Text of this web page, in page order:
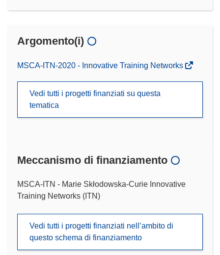
Argomento(i)
MSCA-ITN-2020 - Innovative Training Networks
Vedi tutti i progetti finanziati su questa
tematica
Meccanismo di finanziamento
MSCA-ITN - Marie Skłodowska-Curie Innovative
Training Networks (ITN)
Vedi tutti i progetti finanziati nell’ambito di
questo schema di finanziamento